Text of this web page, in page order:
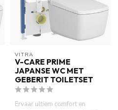
VITRA
V-CARE PRIME
JAPANSE WC MET
GEBERIT TOILETSET
Ervaar ultiem comfort en